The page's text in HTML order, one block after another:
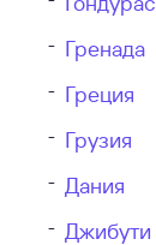
Гренада
Греция
Грузия
Дания
Джибути